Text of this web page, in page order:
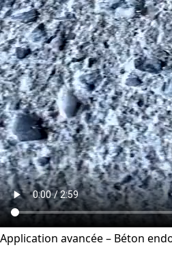
Application avancée – Béton